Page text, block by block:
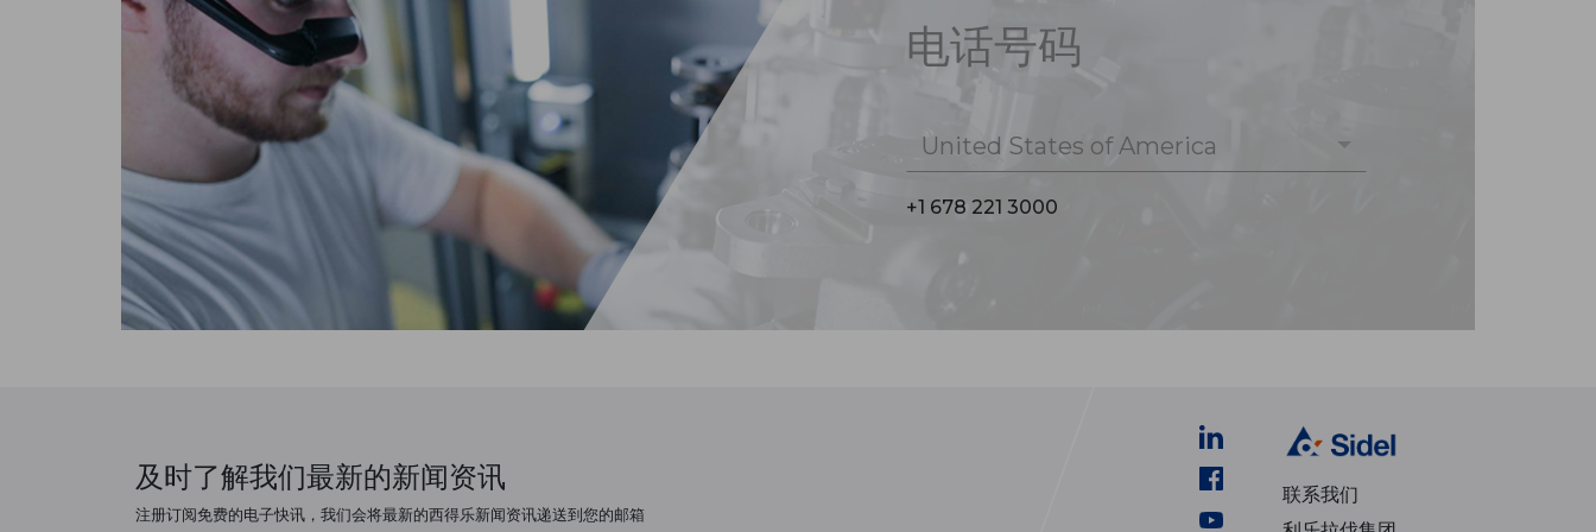
电话号码
United States of America
+1 678 221 3000
及时了解我们最新的新闻资讯
注册订阅免费的电子快讯，我们会将最新的西得乐新闻资讯递送到您的邮箱
联系我们